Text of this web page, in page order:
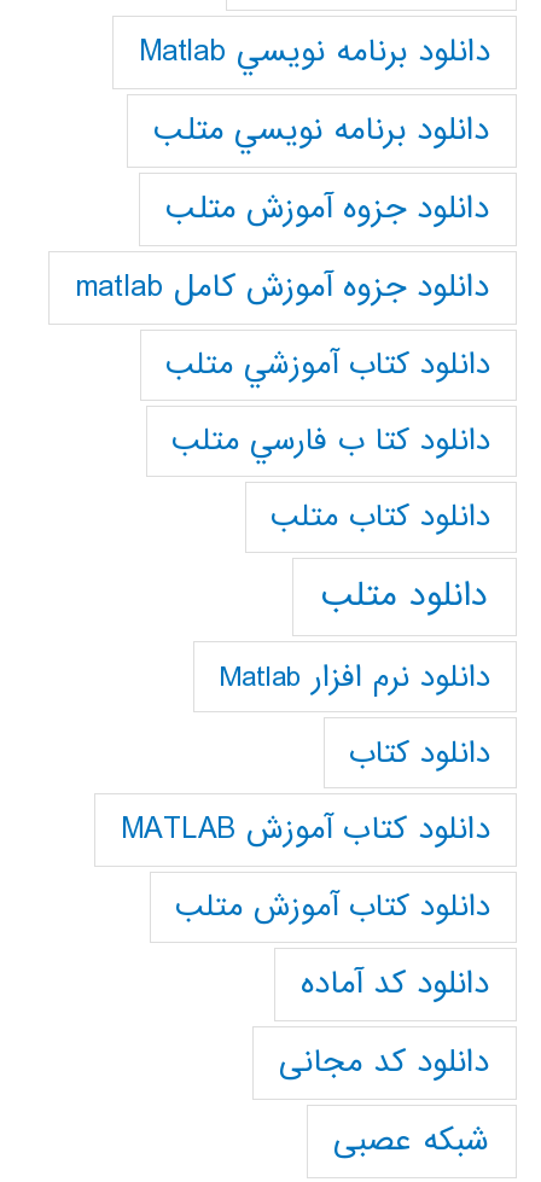
دانلود برنامه نويسي Matlab
دانلود برنامه نويسي متلب
دانلود جزوه آموزش متلب
دانلود جزوه آموزش کامل matlab
دانلود كتاب آموزشي متلب
دانلود كتا ب فارسي متلب
دانلود كتاب متلب
دانلود متلب
دانلود نرم افزار Matlab
دانلود کتاب
دانلود کتاب آموزش MATLAB
دانلود کتاب آموزش متلب
دانلود کد آماده
دانلود کد مجانی
شبکه عصبی